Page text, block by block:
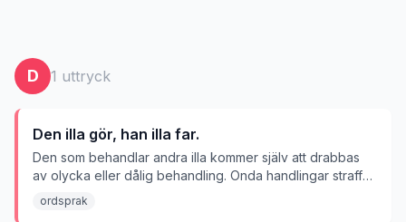
D 1 uttryck
Den illa gör, han illa far.
Den som behandlar andra illa kommer själv att drabbas
av olycka eller dålig behandling. Onda handlingar straffar
ordsprak